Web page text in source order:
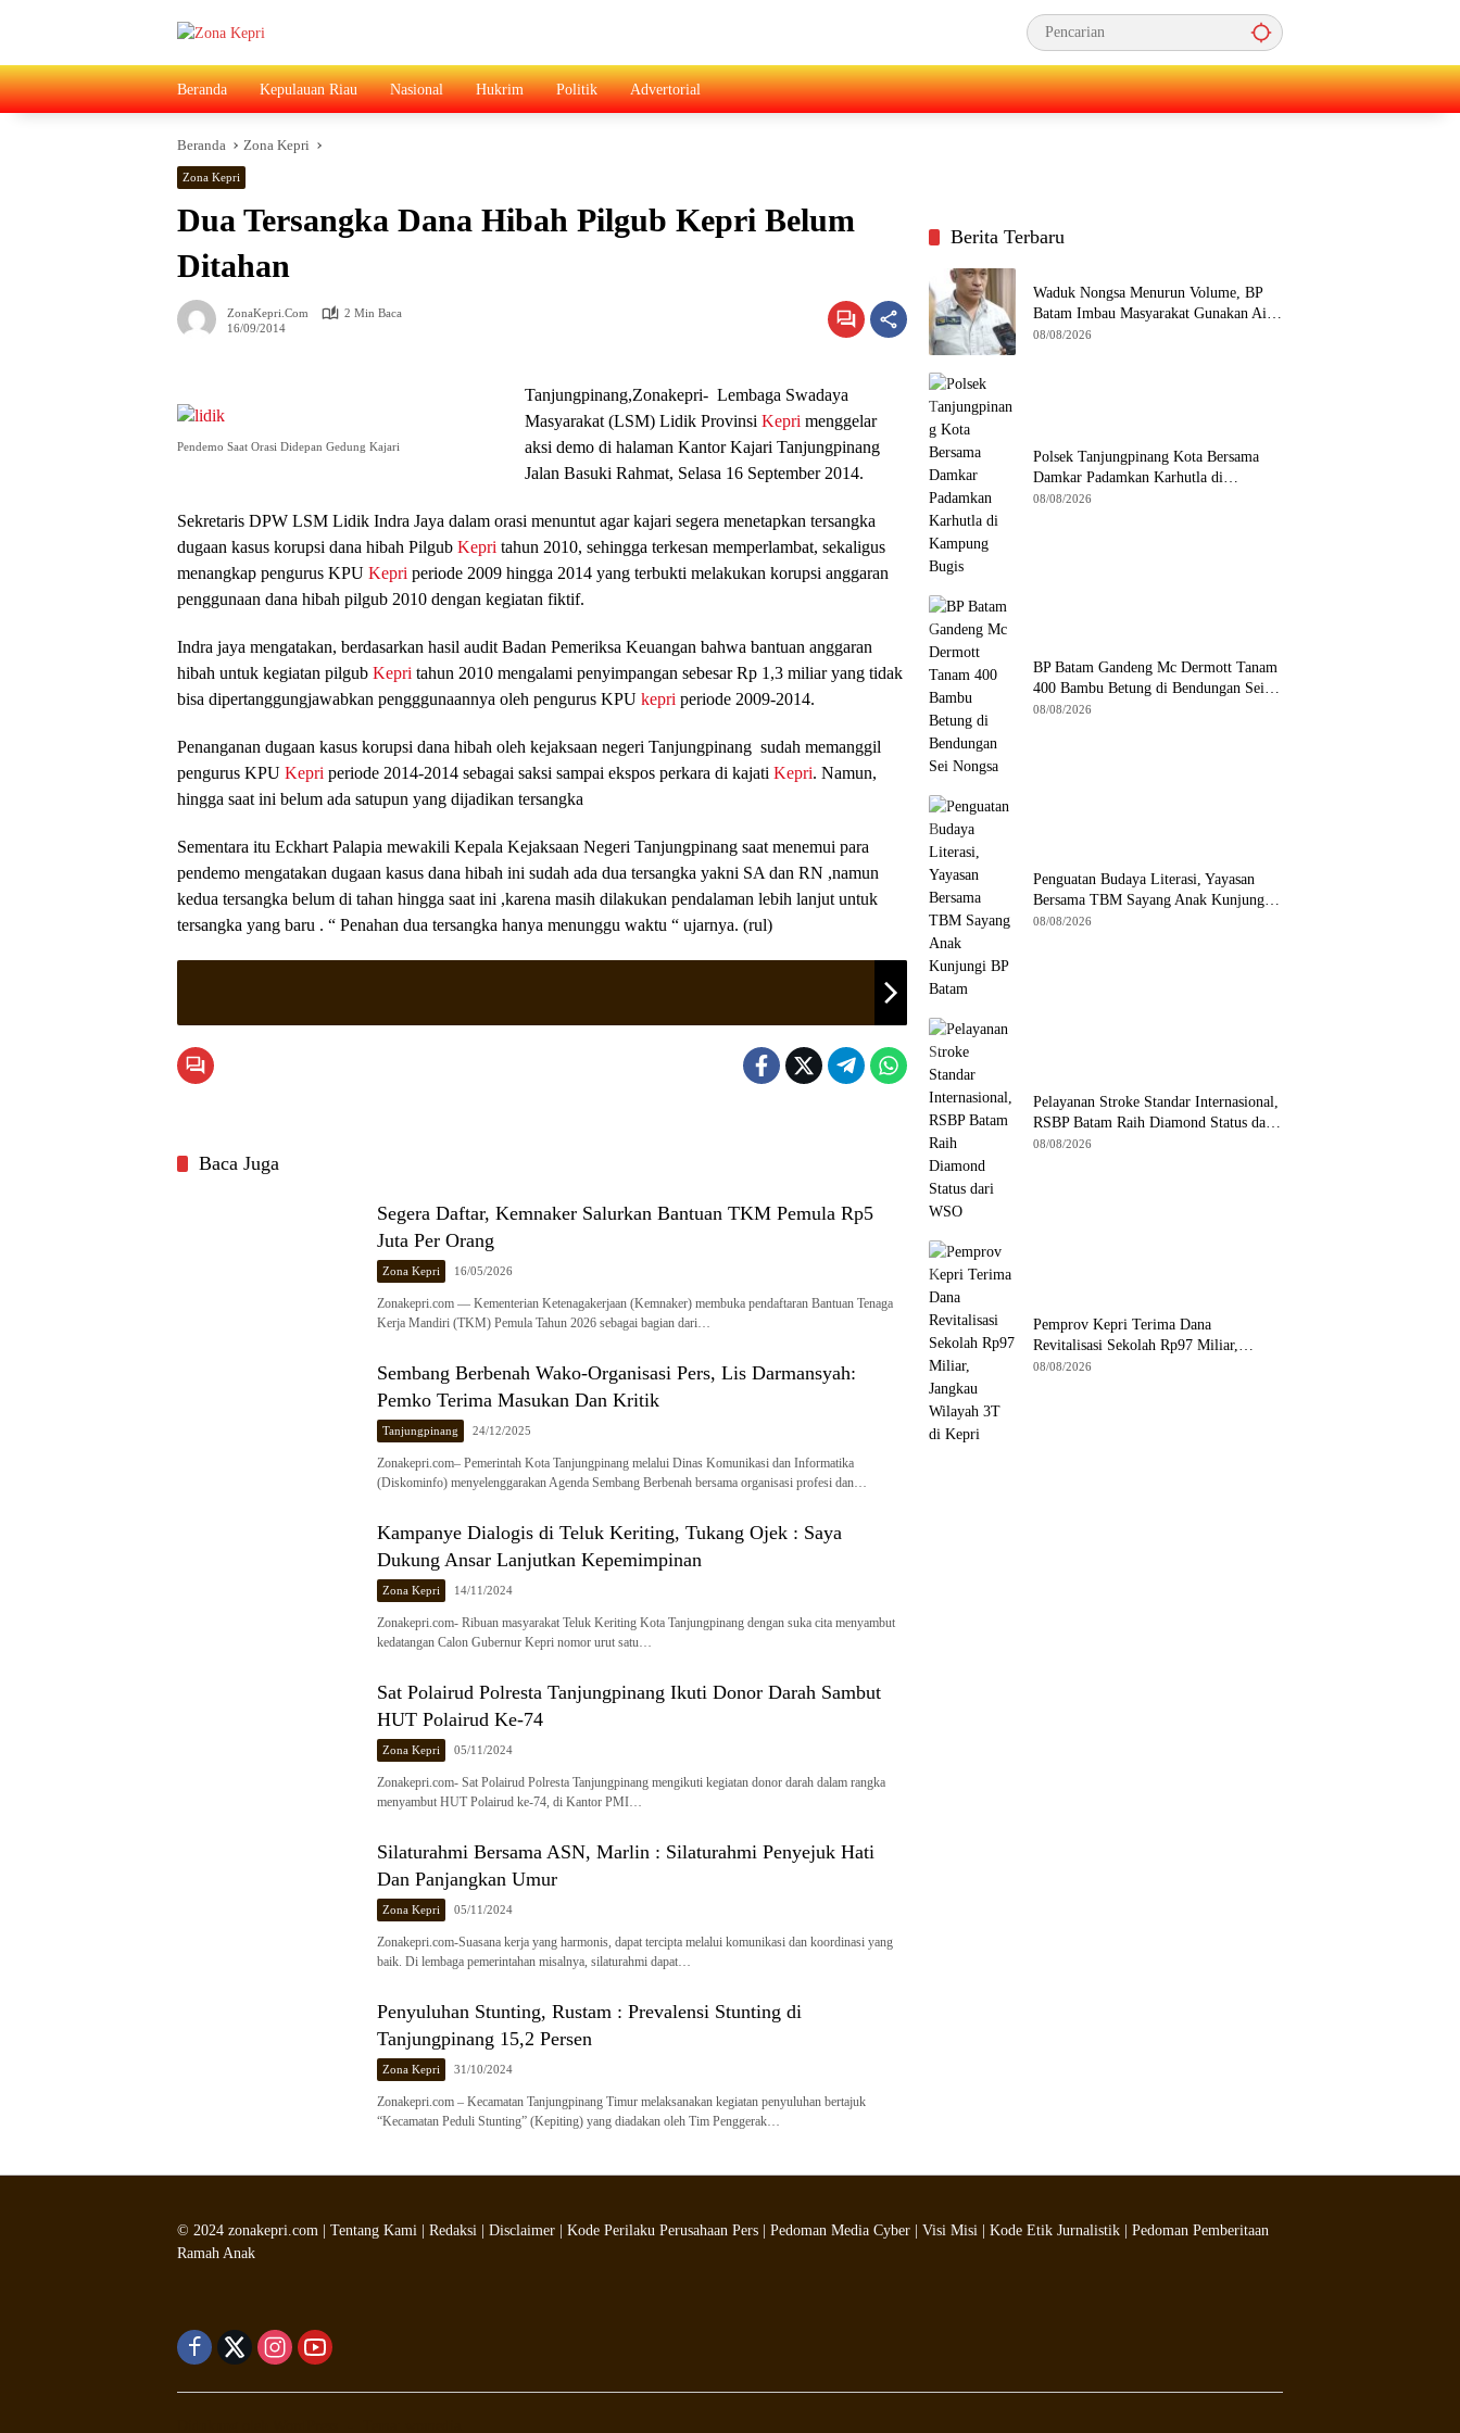
Beranda Kepulauan Riau Nasional Hukrim Politik Advertorial
Beranda Zona Kepri
Zona Kepri
Dua Tersangka Dana Hibah Pilgub Kepri Belum
Ditahan
ZonaKepri.com
2 Min Baca
16/09/2014
Pendemo Saat Orasi Didepan Gedung Kajari
Tanjungpinang,Zonakepri- Lembaga Swadaya
Masyarakat (LSM) Lidik Provinsi Kepri menggelar
aksi demo di halaman Kantor Kajari Tanjungpinang
Jalan Basuki Rahmat, Selasa 16 September 2014.
Sekretaris DPW LSM Lidik Indra Jaya dalam orasi menuntut agar kajari segera menetapkan tersangka
dugaan kasus korupsi dana hibah Pilgub Kepri tahun 2010, sehingga terkesan memperlambat, sekaligus
menangkap pengurus KPU Kepri periode 2009 hingga 2014 yang terbukti melakukan korupsi anggaran
penggunaan dana hibah pilgub 2010 dengan kegiatan fiktif.
Indra jaya mengatakan, berdasarkan hasil audit Badan Pemeriksa Keuangan bahwa bantuan anggaran
hibah untuk kegiatan pilgub Kepri tahun 2010 mengalami penyimpangan sebesar Rp 1,3 miliar yang tidak
bisa dipertanggungjawabkan pengggunaannya oleh pengurus KPU kepri periode 2009-2014.
Penanganan dugaan kasus korupsi dana hibah oleh kejaksaan negeri Tanjungpinang sudah memanggil
pengurus KPU Kepri periode 2014-2014 sebagai saksi sampai ekspos perkara di kajati Kepri. Namun,
hingga saat ini belum ada satupun yang dijadikan tersangka
Sementara itu Eckhart Palapia mewakili Kepala Kejaksaan Negeri Tanjungpinang saat menemui para
pendemo mengatakan dugaan kasus dana hibah ini sudah ada dua tersangka yakni SA dan RN ,namun
kedua tersangka belum di tahan hingga saat ini ,karena masih dilakukan pendalaman lebih lanjut untuk
tersangka yang baru . “ Penahan dua tersangka hanya menunggu waktu “ ujarnya. (rul)
Baca Juga
Segera Daftar, Kemnaker Salurkan Bantuan TKM Pemula Rp5
Juta Per Orang
Zona Kepri 16/05/2026
Zonakepri.com — Kementerian Ketenagakerjaan (Kemnaker) membuka pendaftaran Bantuan Tenaga
Kerja Mandiri (TKM) Pemula Tahun 2026 sebagai bagian dari…
Sembang Berbenah Wako-Organisasi Pers, Lis Darmansyah:
Pemko Terima Masukan Dan Kritik
Tanjungpinang 24/12/2025
Zonakepri.com– Pemerintah Kota Tanjungpinang melalui Dinas Komunikasi dan Informatika
(Diskominfo) menyelenggarakan Agenda Sembang Berbenah bersama organisasi profesi dan…
Kampanye Dialogis di Teluk Keriting, Tukang Ojek : Saya
Dukung Ansar Lanjutkan Kepemimpinan
Zona Kepri 14/11/2024
Zonakepri.com- Ribuan masyarakat Teluk Keriting Kota Tanjungpinang dengan suka cita menyambut
kedatangan Calon Gubernur Kepri nomor urut satu…
Sat Polairud Polresta Tanjungpinang Ikuti Donor Darah Sambut
HUT Polairud Ke-74
Zona Kepri 05/11/2024
Zonakepri.com- Sat Polairud Polresta Tanjungpinang mengikuti kegiatan donor darah dalam rangka
menyambut HUT Polairud ke-74, di Kantor PMI…
Silaturahmi Bersama ASN, Marlin : Silaturahmi Penyejuk Hati
Dan Panjangkan Umur
Zona Kepri 05/11/2024
Zonakepri.com-Suasana kerja yang harmonis, dapat tercipta melalui komunikasi dan koordinasi yang
baik. Di lembaga pemerintahan misalnya, silaturahmi dapat…
Penyuluhan Stunting, Rustam : Prevalensi Stunting di
Tanjungpinang 15,2 Persen
Zona Kepri 31/10/2024
Zonakepri.com – Kecamatan Tanjungpinang Timur melaksanakan kegiatan penyuluhan bertajuk
“Kecamatan Peduli Stunting” (Kepiting) yang diadakan oleh Tim Penggerak…
Berita Terbaru
Waduk Nongsa Menurun Volume, BP
Batam Imbau Masyarakat Gunakan Air
Secara Bijak
08/08/2026
Polsek Tanjungpinang Kota Bersama
Damkar Padamkan Karhutla di
Kampung Bugis
08/08/2026
BP Batam Gandeng Mc Dermott Tanam
400 Bambu Betung di Bendungan Sei
Nongsa
08/08/2026
Penguatan Budaya Literasi, Yayasan
Bersama TBM Sayang Anak Kunjungi
BP Batam
08/08/2026
Pelayanan Stroke Standar Internasional,
RSBP Batam Raih Diamond Status dari
WSO
08/08/2026
Pemprov Kepri Terima Dana
Revitalisasi Sekolah Rp97 Miliar,
Jangkau Wilayah 3T di Kepri
08/08/2026
© 2024 zonakepri.com | Tentang Kami Redaksi Disclaimer Kode Perilaku Perusahaan Pers Pedoman Media Cyber Visi Misi Kode Etik Jurnalistik
Pedoman Pemberitaan
Ramah Anak